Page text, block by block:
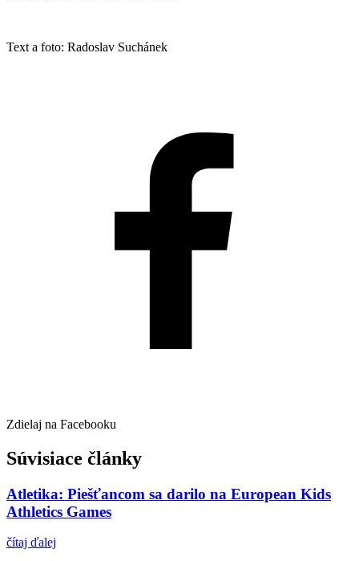
Text a foto: Radoslav Suchánek
Zdielaj na Facebooku
Súvisiace články
Atletika: Piešťancom sa darilo na European Kids
Athletics Games
čítaj ďalej